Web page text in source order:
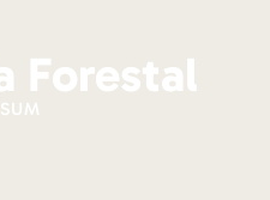
Forestal